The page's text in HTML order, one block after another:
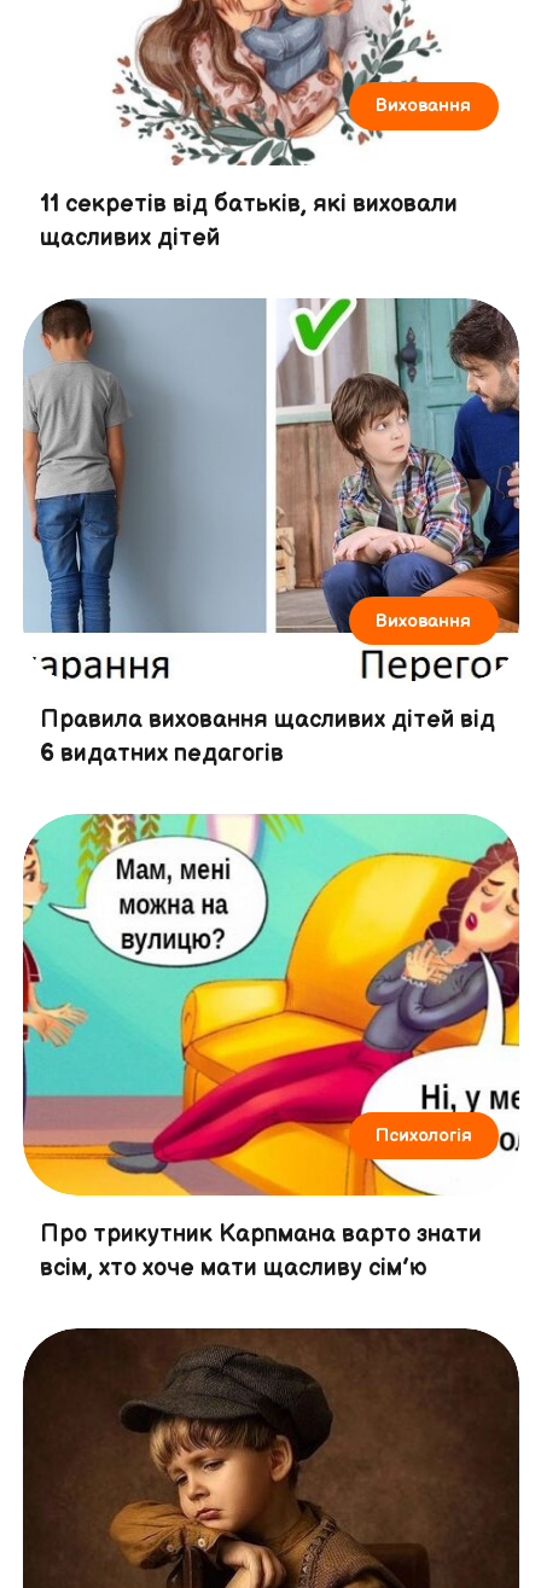
Виховання
11 секретів від батьків, які виховали
щасливих дітей
Виховання
Правила виховання щасливих дітей від
6 видатних педагогів
Психологія
Про трикутник Карпмана варто знати
всім, хто хоче мати щасливу сім’ю